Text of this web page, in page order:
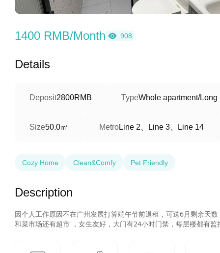
1400 RMB/Month 908
Details
Deposit2800RMB TypeWhole apartment/Long
Size50.0㎡ MetroLine 2、Line 3、Line 14
Cozy Home Clean&Comfy Pet Friendly
Description
因个人工作原因不在广州发展打算端午节前退租，可送6月剩余天
和菜市场还有超市 ，女生友好，大门有24小时门禁，每层楼都有